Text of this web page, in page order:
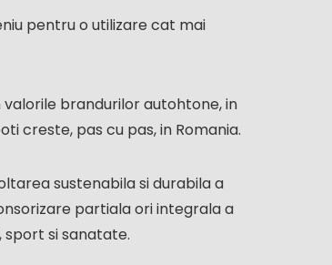
pentru o utilizare cat mai
brandurilor autohtone, in
creste, pas cu pas, in Romania.
sustenabila si durabila a
partiala ori integrala a
sport si sanatate.